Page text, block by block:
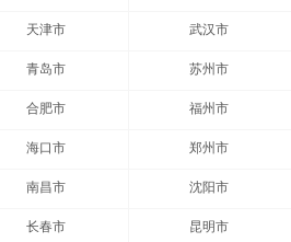
天津市 武汉市
青岛市 苏州市
合肥市 福州市
海口市 郑州市
南昌市 沈阳市
长春市 昆明市